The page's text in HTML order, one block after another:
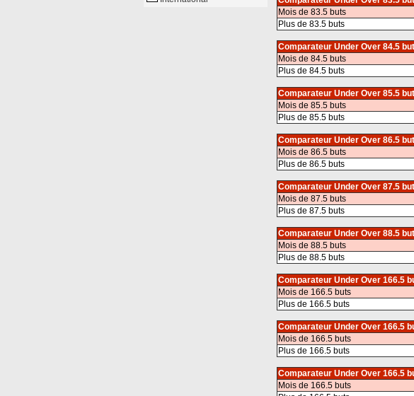
Mois de 83.5 buts
Plus de 83.5 buts
Comparateur Under Over 84.5
Mois de 84.5 buts
Plus de 84.5 buts
Comparateur Under Over 85.5
Mois de 85.5 buts
Plus de 85.5 buts
Comparateur Under Over 86.5
Mois de 86.5 buts
Plus de 86.5 buts
Comparateur Under Over 87.5
Mois de 87.5 buts
Plus de 87.5 buts
Comparateur Under Over 88.5
Mois de 88.5 buts
Plus de 88.5 buts
Comparateur Under Over 166.5
Mois de 166.5 buts
Plus de 166.5 buts
Comparateur Under Over 166.5
Mois de 166.5 buts
Plus de 166.5 buts
Comparateur Under Over 166.5
Mois de 166.5 buts